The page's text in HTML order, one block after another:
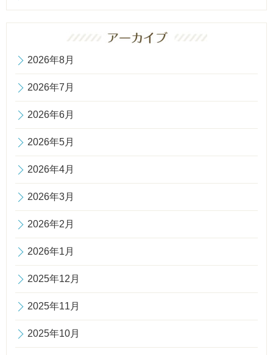
2026年8月
2026年7月
2026年6月
2026年5月
2026年4月
2026年3月
2026年2月
2026年1月
2025年12月
2025年11月
2025年10月